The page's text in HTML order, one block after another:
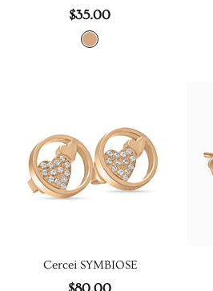
$35.00
Cercei SYMBIOSE